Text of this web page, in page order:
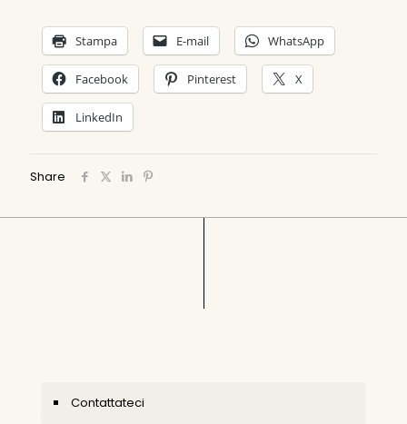
Stampa E-mail WhatsApp
Facebook Pinterest X
LinkedIn
Share
Contattateci